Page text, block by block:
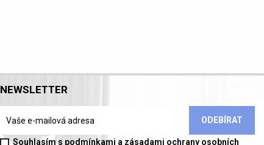
NEWSLETTER
Souhlasím s podmínkami a zásadami ochrany osobních